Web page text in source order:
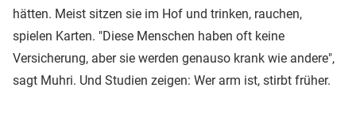
hätten. Meist sitzen sie im Hof und trinken, rauchen,
spielen Karten. "Diese Menschen haben oft keine
Versicherung, aber sie werden genauso krank wie andere",
sagt Muhri. Und Studien zeigen: Wer arm ist, stirbt früher.